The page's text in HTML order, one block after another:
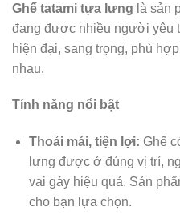
Ghế tatami tựa lưng là sản
đang được nhiều người yêu
hiện đại, sang trọng, phù
nhau.
Tính năng nổi bật
Thoải mái, tiện lợi: Ghế
lưng được ở đúng vị trí,
vai gáy hiệu quả. Sản
cho bạn lựa chọn.